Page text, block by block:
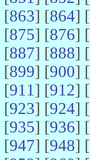
[863] [864] [
[875] [876] [
[887] [888] [
[899] [900] [
[911] [912] [
[923] [924] [
[935] [936] [
[947] [948] [